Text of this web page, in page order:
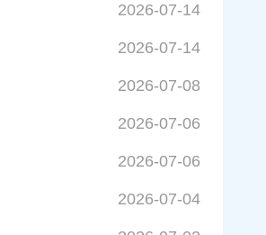
2026-07-14
2026-07-14
2026-07-08
2026-07-06
2026-07-06
2026-07-04